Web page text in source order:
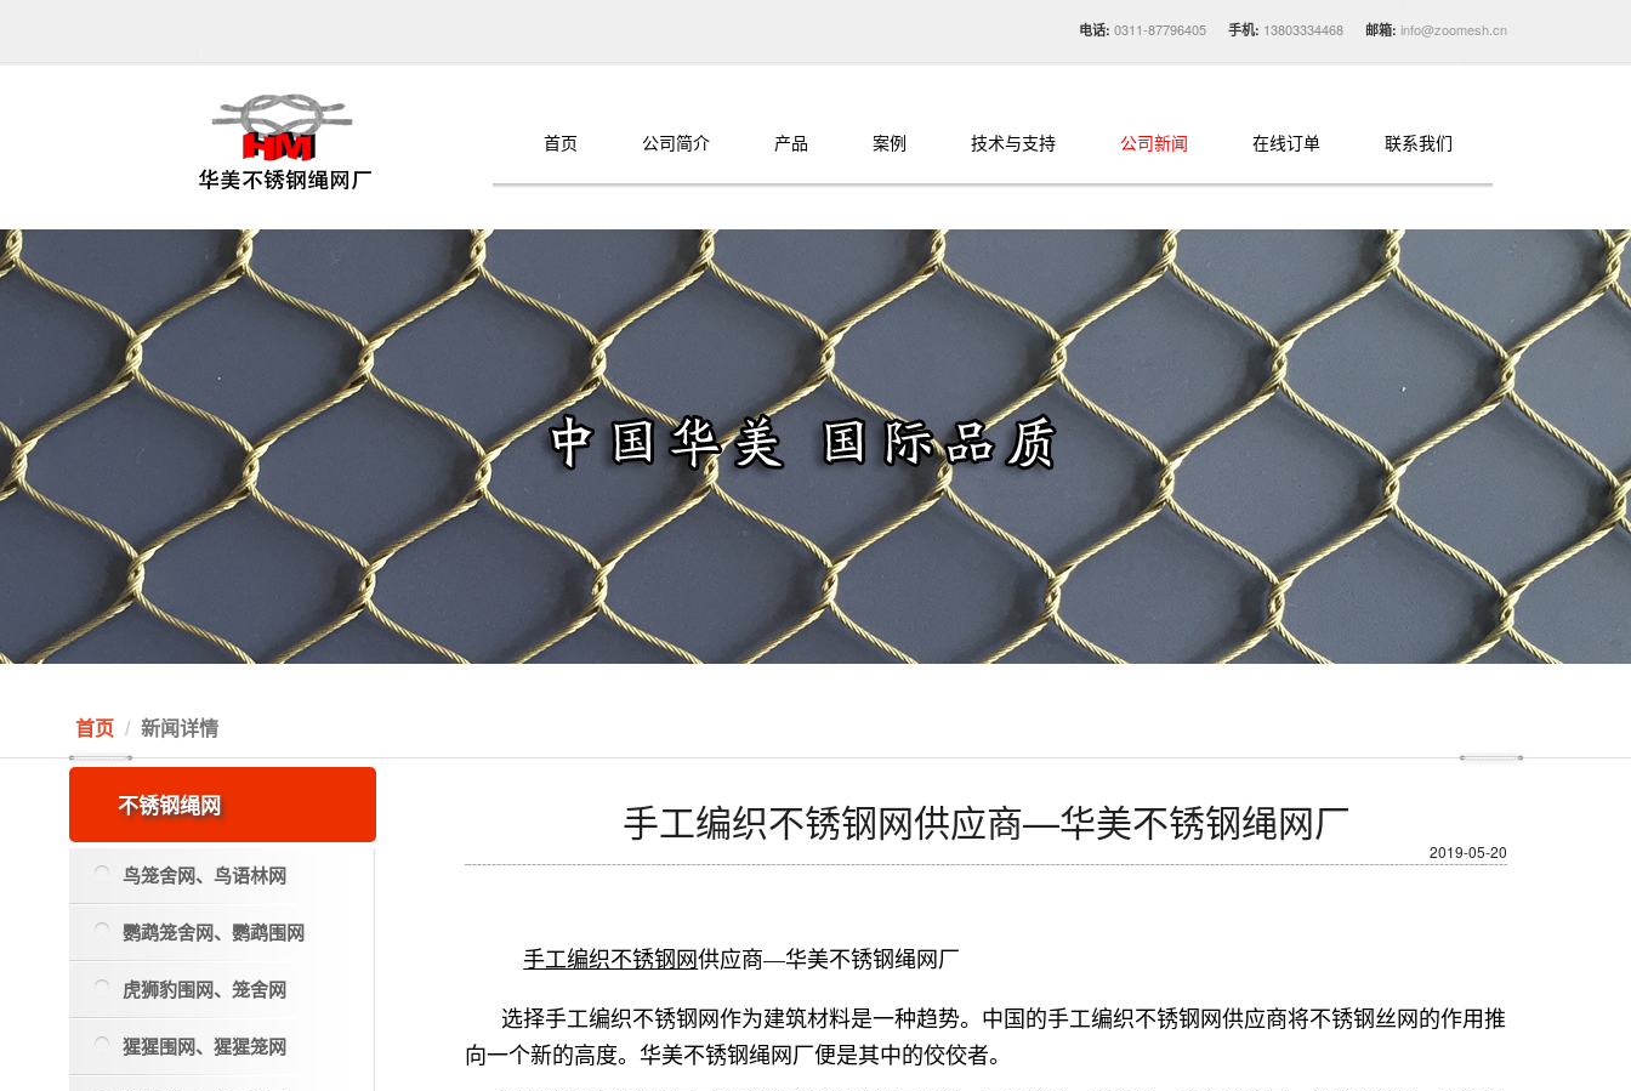
电话: 0311-87796405 手机: 13803334468 邮箱: info@zoomesh.cn
首页 公司简介 产品 案例 技术与支持 公司新闻 在线订单 联系我们
首页 新闻详情
不锈钢绳网
鸟笼舍网、鸟语林网
鹦鹉笼舍网、鹦鹉围网
虎狮豹围网、笼舍网
猩猩围网、猩猩笼网
手工编织不锈钢网供应商—华美不锈钢绳网厂
2019-05-20
手工编织不锈钢网供应商—华美不锈钢绳网厂
选择手工编织不锈钢网作为建筑材料是一种趋势。中国的手工编织不锈钢网供应商将不锈钢丝网的作用推
向一个新的高度。华美不锈钢绳网厂便是其中的佼佼者。